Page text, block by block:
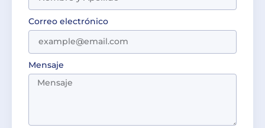
Correo electrónico
Mensaje